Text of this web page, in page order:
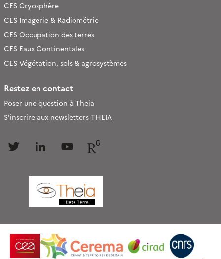
CES Cryosphère
CES Imagerie & Radiométrie
CES Occupation des terres
CES Eaux Continentales
CES Végétation, sols & agrosystèmes
Restez en contact
Poser une question à Theia
S’inscrire aux newsletters THEIA
Follow Follow